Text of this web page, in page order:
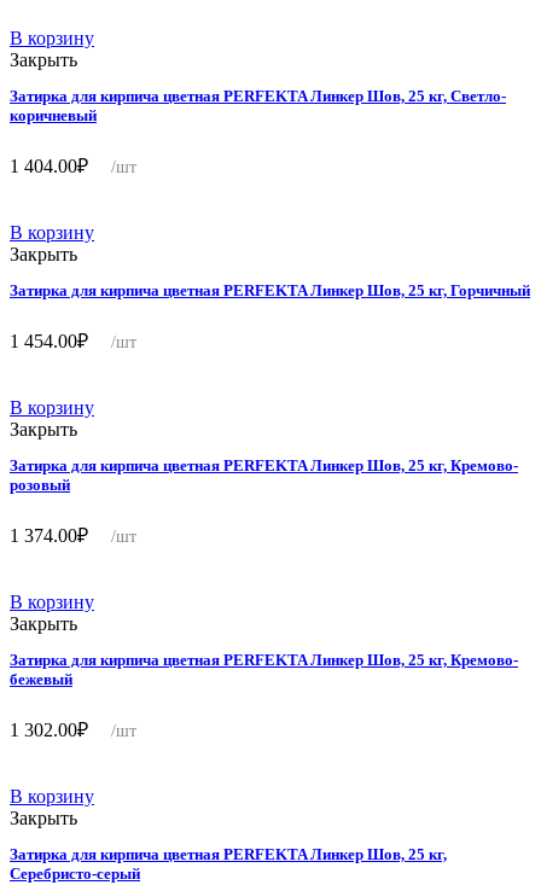
В корзину
Закрыть
Затирка для кирпича цветная PERFEKTA Линкер Шов, 25 кг, Светло-
коричневый
1 404.00₽ /шт
В корзину
Закрыть
Затирка для кирпича цветная PERFEKTA Линкер Шов, 25 кг, Горчичный
1 454.00₽ /шт
В корзину
Закрыть
Затирка для кирпича цветная PERFEKTA Линкер Шов, 25 кг, Кремово-
розовый
1 374.00₽ /шт
В корзину
Закрыть
Затирка для кирпича цветная PERFEKTA Линкер Шов, 25 кг, Кремово-
бежевый
1 302.00₽ /шт
В корзину
Закрыть
Затирка для кирпича цветная PERFEKTA Линкер Шов, 25 кг,
Серебристо-серый